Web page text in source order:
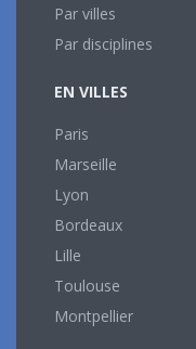
Par villes
Par disciplines
EN VILLES
Paris
Marseille
Lyon
Bordeaux
Lille
Toulouse
Montpellier